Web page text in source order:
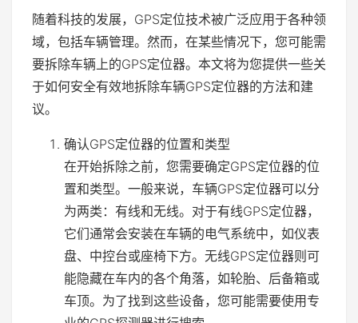
随着科技的发展，GPS定位技术被广泛应用于各种领
域，包括车辆管理。然而，在某些情况下，您可能需
要拆除车辆上的GPS定位器。本文将为您提供一些关
于如何安全有效地拆除车辆GPS定位器的方法和建
议。
确认GPS定位器的位置和类型
在开始拆除之前，您需要确定GPS定位器的位
置和类型。一般来说，车辆GPS定位器可以分
为两类：有线和无线。对于有线GPS定位器，
它们通常会安装在车辆的电气系统中，如仪表
盘、中控台或座椅下方。无线GPS定位器则可
能隐藏在车内的各个角落，如轮胎、后备箱或
车顶。为了找到这些设备，您可能需要使用专